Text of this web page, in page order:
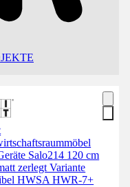
Salo214 120 cm
zerlegt Variante
HWSA HWR-7+